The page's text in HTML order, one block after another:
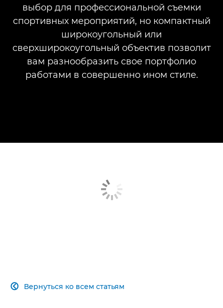
выбор для профессиональной съемки
спортивных мероприятий, но компактный
широкоугольный или
сверхширокоугольный объектив позволит
вам разнообразить свое портфолио
работами в совершенно ином стиле.
Вернуться ко всем статьям
